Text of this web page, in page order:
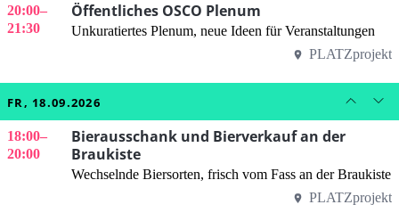
20:00–
21:30
Öffentliches OSCO Plenum
Unkuratiertes Plenum, neue Ideen für Veranstaltungen
PLATZprojekt
FR, 18.09.2026
18:00–
20:00
Bierausschank und Bierverkauf an der
Braukiste
Wechselnde Biersorten, frisch vom Fass an der Braukiste
PLATZprojekt